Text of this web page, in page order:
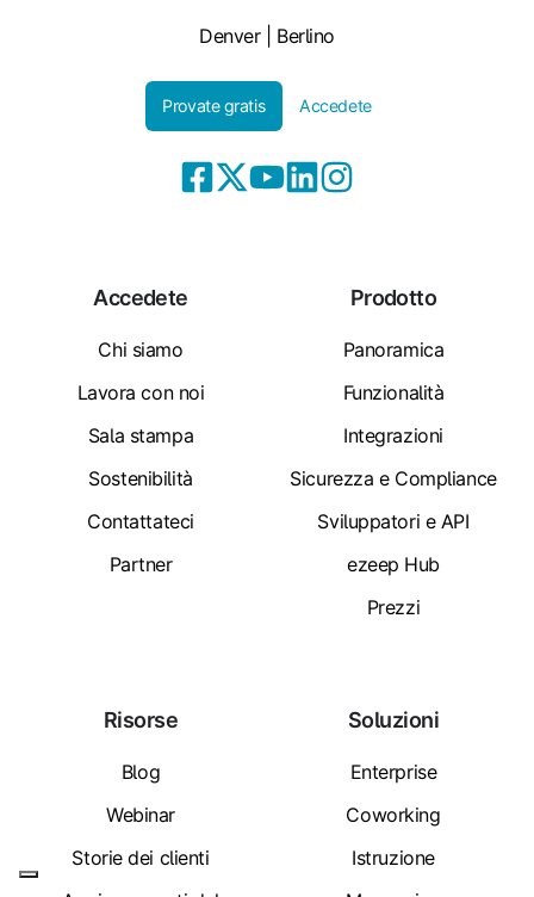
Denver | Berlino
Provate gratis Accedete
Accedete
Chi siamo
Lavora con noi
Sala stampa
Sostenibilità
Contattateci
Partner
Prodotto
Panoramica
Funzionalità
Integrazioni
Sicurezza e Compliance
Sviluppatori e API
ezeep Hub
Prezzi
Risorse
Blog
Webinar
Storie dei clienti
Soluzioni
Enterprise
Coworking
Istruzione